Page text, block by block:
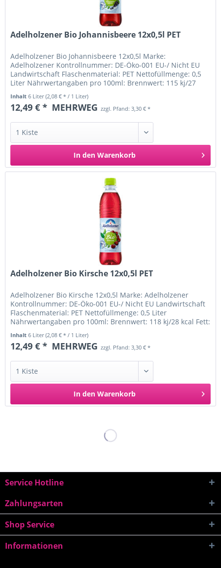
Adelholzener Bio Johannisbeere 12x0,5l PET
Adelholzener Bio Johannisbeere 12x0,5l Marke:
Adelholzener Kontrollnummer: DE-Öko-001 EU-/ Nicht EU
Landwirtschaft Flaschenmaterial: PET Nettofüllmenge: 0,5
Liter Nährwertangaben pro 100ml: Brennwert: 115 kj/27
Inhalt6 Liter(2,08 € * / 1 Liter)
12,49 € * MEHRWEG zzgl. Pfand: 3,30 € *
In den Warenkorb
Adelholzener Bio Kirsche 12x0,5l PET
Adelholzener Bio Kirsche 12x0,5l Marke: Adelholzener
Kontrollnummer: DE-Öko-001 EU-/ Nicht EU Landwirtschaft
Flaschenmaterial: PET Nettofüllmenge: 0,5 Liter
Nährwertangaben pro 100ml: Brennwert: 118 kj/28 kcal Fett:
Inhalt6 Liter(2,08 € * / 1 Liter)
12,49 € * MEHRWEG zzgl. Pfand: 3,30 € *
In den Warenkorb
Service Hotline
Zahlungsarten
Shop Service
Informationen